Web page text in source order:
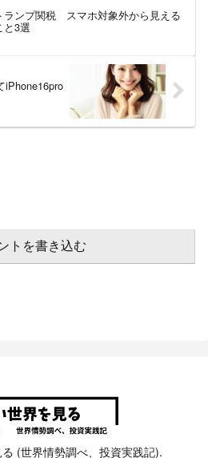
ランプ関税 スマホ対象外から見える
と3選
iPhone16pro
トを書き込む
(世界情勢調べ、投資実践記).